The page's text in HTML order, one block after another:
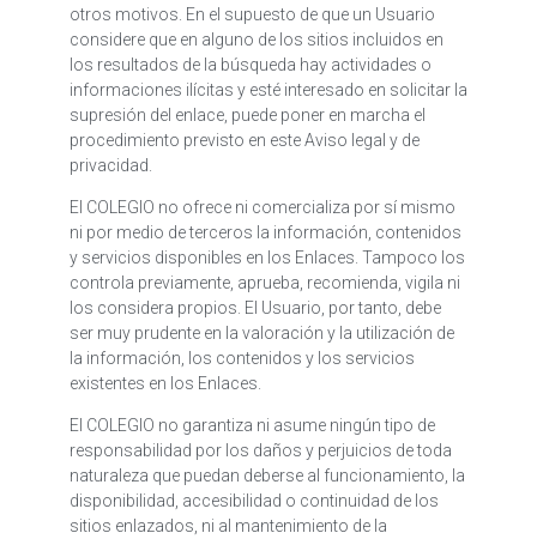
otros motivos. En el supuesto de que un Usuario
considere que en alguno de los sitios incluidos en
los resultados de la búsqueda hay actividades o
informaciones ilícitas y esté interesado en solicitar la
supresión del enlace, puede poner en marcha el
procedimiento previsto en este Aviso legal y de
privacidad.
El COLEGIO no ofrece ni comercializa por sí mismo
ni por medio de terceros la información, contenidos
y servicios disponibles en los Enlaces. Tampoco los
controla previamente, aprueba, recomienda, vigila ni
los considera propios. El Usuario, por tanto, debe
ser muy prudente en la valoración y la utilización de
la información, los contenidos y los servicios
existentes en los Enlaces.
El COLEGIO no garantiza ni asume ningún tipo de
responsabilidad por los daños y perjuicios de toda
naturaleza que puedan deberse al funcionamiento, la
disponibilidad, accesibilidad o continuidad de los
sitios enlazados, ni al mantenimiento de la